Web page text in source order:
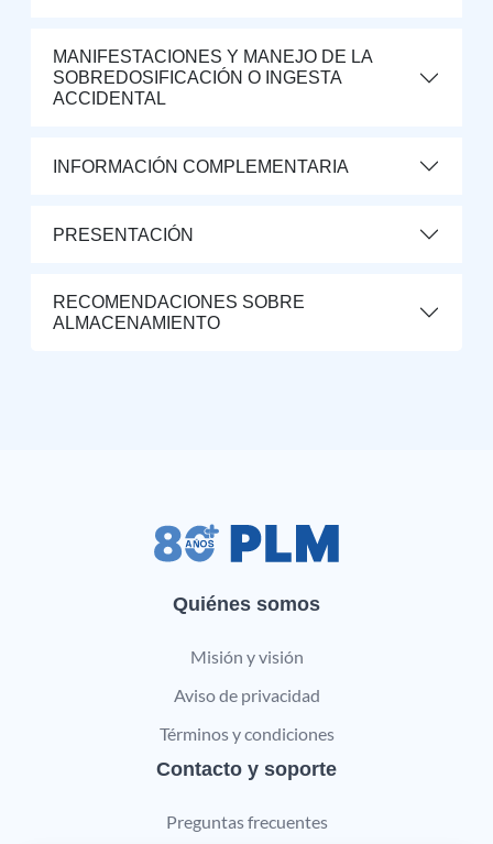
MANIFESTACIONES Y MANEJO DE LA
SOBREDOSIFICACIÓN O INGESTA
ACCIDENTAL
INFORMACIÓN COMPLEMENTARIA
PRESENTACIÓN
RECOMENDACIONES SOBRE
ALMACENAMIENTO
Quiénes somos
Misión y visión
Aviso de privacidad
Términos y condiciones
Contacto y soporte
Preguntas frecuentes